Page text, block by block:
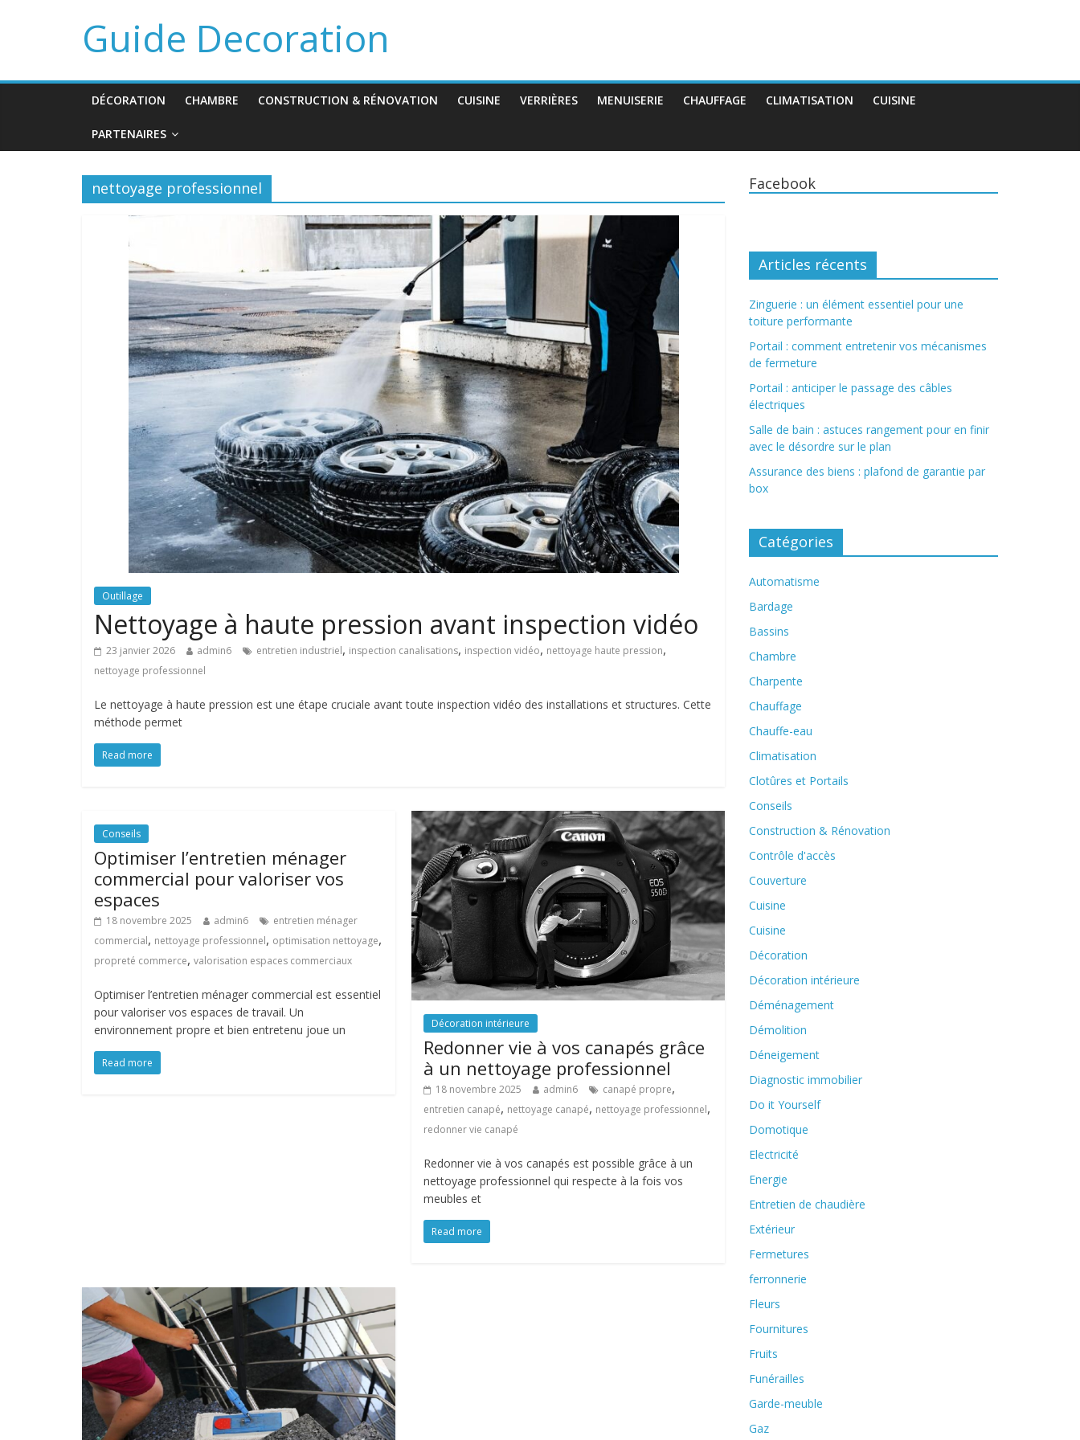
Guide Decoration
DÉCORATION CHAMBRE CONSTRUCTION & RÉNOVATION CUISINE VERRIÈRES MENUISERIE CHAUFFAGE CLIMATISATION CUISINE
PARTENAIRES
nettoyage professionnel
Outillage
Nettoyage à haute pression avant inspection vidéo
23 janvier 2026 admin6 entretien industriel, inspection canalisations, inspection vidéo, nettoyage haute pression,
nettoyage professionnel
Le nettoyage à haute pression est une étape cruciale avant toute inspection vidéo des installations et structures. Cette
méthode permet
Read more
Conseils
Optimiser l’entretien ménager
commercial pour valoriser vos
espaces
18 novembre 2025 admin6
entretien ménager
commercial, nettoyage professionnel, optimisation nettoyage,
propreté commerce, valorisation espaces commerciaux
Optimiser l’entretien ménager commercial est essentiel
pour valoriser vos espaces de travail. Un
environnement propre et bien entretenu joue un
Read more
Décoration intérieure
Redonner vie à vos canapés grâce
à un nettoyage professionnel
18 novembre 2025 admin6 canapé propre,
entretien canapé, nettoyage canapé, nettoyage professionnel,
redonner vie canapé
Redonner vie à vos canapés est possible grâce à un
nettoyage professionnel qui respecte à la fois vos
meubles et
Read more
Facebook
Articles récents
Zinguerie : un élément essentiel pour une
toiture performante
Portail : comment entretenir vos mécanismes
de fermeture
Portail : anticiper le passage des câbles
électriques
Salle de bain : astuces rangement pour en finir
avec le désordre sur le plan
Assurance des biens : plafond de garantie par
box
Catégories
Automatisme
Bardage
Bassins
Chambre
Charpente
Chauffage
Chauffe-eau
Climatisation
Clotûres et Portails
Conseils
Construction & Rénovation
Contrôle d'accès
Couverture
Cuisine
Cuisine
Décoration
Décoration intérieure
Déménagement
Démolition
Déneigement
Diagnostic immobilier
Do it Yourself
Domotique
Electricité
Energie
Entretien de chaudière
Extérieur
Fermetures
ferronnerie
Fleurs
Fournitures
Fruits
Funérailles
Garde-meuble
Gaz